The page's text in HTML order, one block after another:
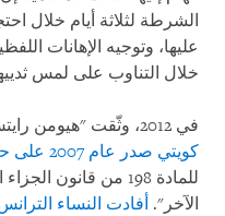
الشرطة لثلاثة أيام خلال
عليها، وتوجيه الإهانات
خلال التناوب على لمس
في 2012، وثّقت "هيومن رايتس ووتش"
كويتي صدر عام 2007 على حياة النساء الترانس
للمادة 198 من
الآخر". أفادت النساء